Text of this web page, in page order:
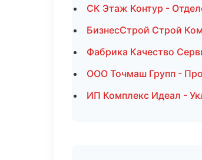
СК Этаж Контур -
БизнесСтрой Строй
Фабрика Качество
ООО Точмаш Групп -
ИП Комплекс Идеал -